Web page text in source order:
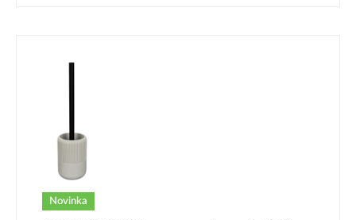
Novinka